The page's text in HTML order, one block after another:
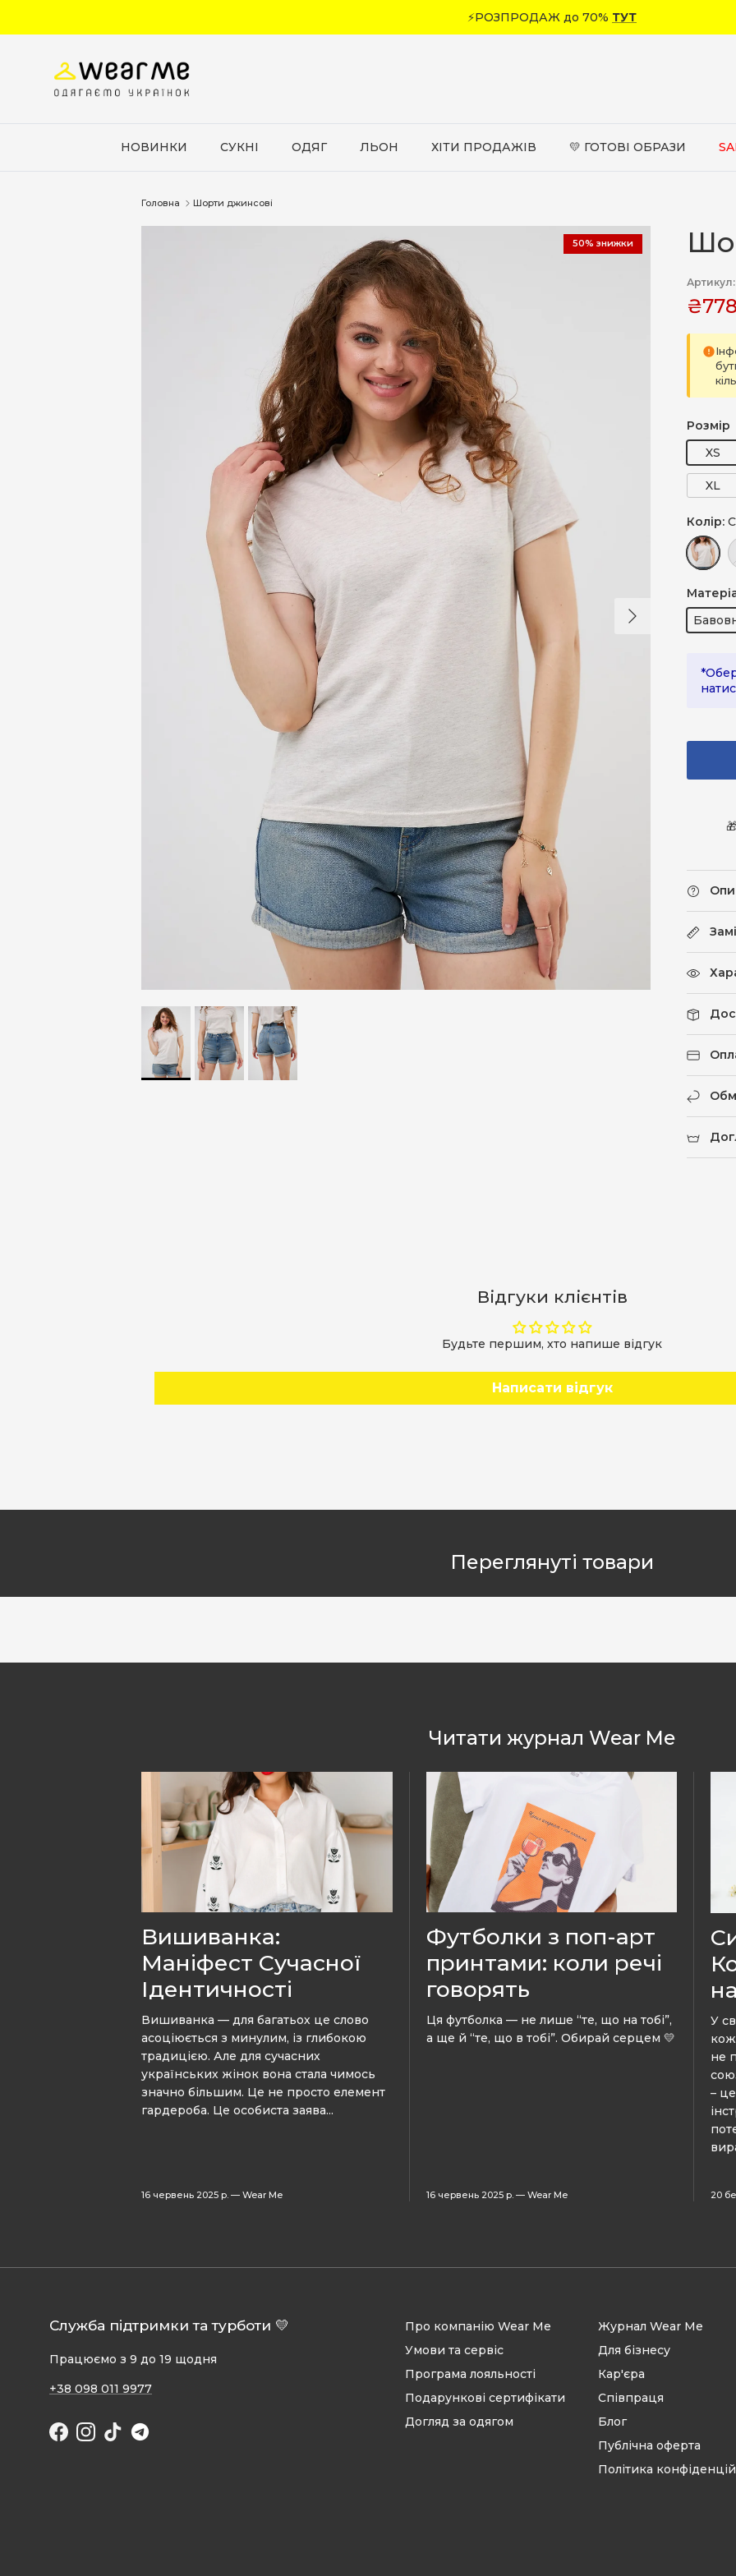
⚡РОЗПРОДАЖ до 70% ТУТ
НОВИНКИ СУКНІ ОДЯГ ЛЬОН ХІТИ ПРОДАЖІВ 💛 ГОТОВІ ОБРАЗИ
Головна Шорти джинсові
Далі
50% знижки
Артикул:
Розмір
XS
XL
Колір:
Відгуки клієнтів
Будьте першим, хто напише відгук
Написати відгук
Переглянуті товари
Читати журнал Wear Me
Вишиванка:
Маніфест Сучасної
Ідентичності
Вишиванка — для багатьох це слово
асоціюється з минулим, із глибокою
традицією. Але для сучасних
українських жінок вона стала чимось
значно більшим. Це не просто елемент
гардероба. Це особиста заява...
16 червень 2025 р. — Wear Me
Футболки з поп-арт
принтами: коли речі
говорять
Ця футболка — не лише “те, що на тобі”,
а ще й “те, що в тобі”. Обирай серцем 💛
16 червень 2025 р.— Wear Me
У
не
–
20
Служба підтримки та турботи 💛
Працюємо з 9 до 19 щодня
+38 098 011 9977
Facebook
Instagram
TikTok
Про компанію Wear Me
Умови та сервіс
Програма лояльності
Подарункові сертифікати
Догляд за одягом
Журнал Wear Me
Для бізнесу
Кар'єра
Співпраця
Блог
Публічна оферта
Політика